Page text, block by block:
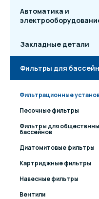
Автоматика и
Закладные детали
Фильтры для
Фильтрационные
Песочные фильтры
Фильтры для
бассейнов
Диатомитовые фильтры
Картриджные фильтры
Навесные фильтры
Вентили